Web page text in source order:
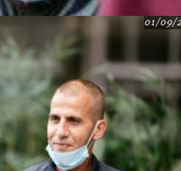
01/09/